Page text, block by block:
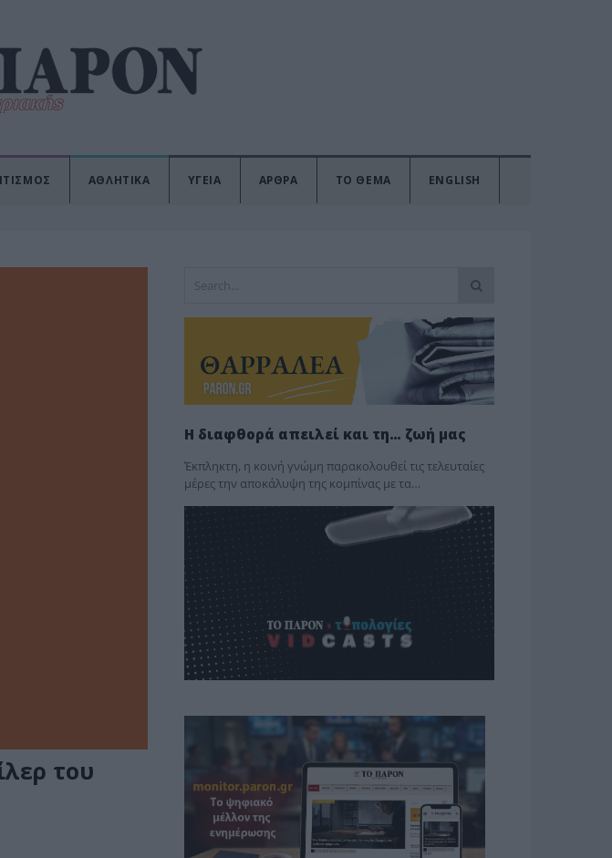
ΑΘΛΗΤΙΚΑ ΥΓΕΙΑ ΑΡΘΡΑ ΤΟ ΘΕΜΑ ENGLISH
του
Η διαφθορά απειλεί και τη… ζωή μας
Έκπληκτη, η κοινή γνώμη παρακολουθεί τις τελευταίες
μέρες την αποκάλυψη της κο­μπίνας με τα…